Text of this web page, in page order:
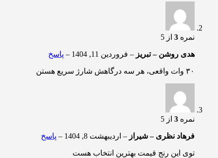
نمره 3 از 5
هدی روشن – تبریز – فروردین 11, 1404 – پاسخ
۳۰ وات واقعی، هر سه درگاهش شارژ سریع هستن
نمره 3 از 5
فرهاد نظری – شیراز – اردیبهشت 8, 1404 – پاسخ
توی این رنج قیمت بهترین انتخاب هست